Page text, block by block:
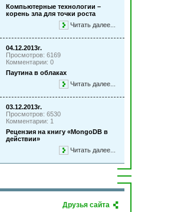
Компьютерные технологии –
корень зла для точки роста
Читать далее...
04.12.2013г.
Просмотров: 6169
Комментарии: 0
Паутина в облаках
Читать далее...
03.12.2013г.
Просмотров: 6530
Комментарии: 1
Рецензия на книгу «MongoDB в
действии»
Читать далее...
Друзья сайта